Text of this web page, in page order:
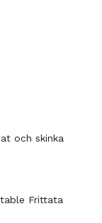
och skinka
Frittata